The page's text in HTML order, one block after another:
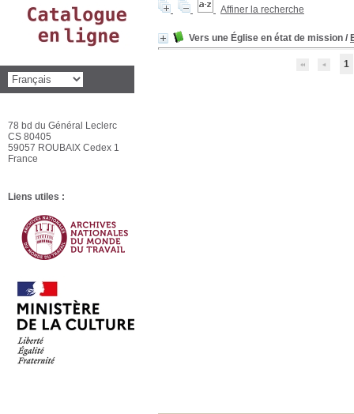
Affiner la recherche
Vers une Église en état de mission /
1
78 bd du Général Leclerc
CS 80405
59057 ROUBAIX Cedex 1
France
Liens utiles :